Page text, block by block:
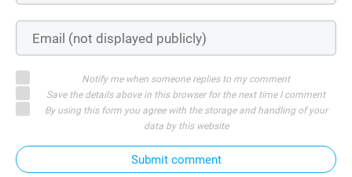
Notify me when someone replies to my comment
Save the details above in this browser for the next time I comment
By using this form you agree with the storage and handling of your
data by this website
Submit comment